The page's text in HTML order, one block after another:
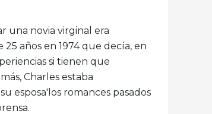
una novia virginal era
años en 1974 que decía, en
si tienen que
Charles estaba
esposa'los romances pasados